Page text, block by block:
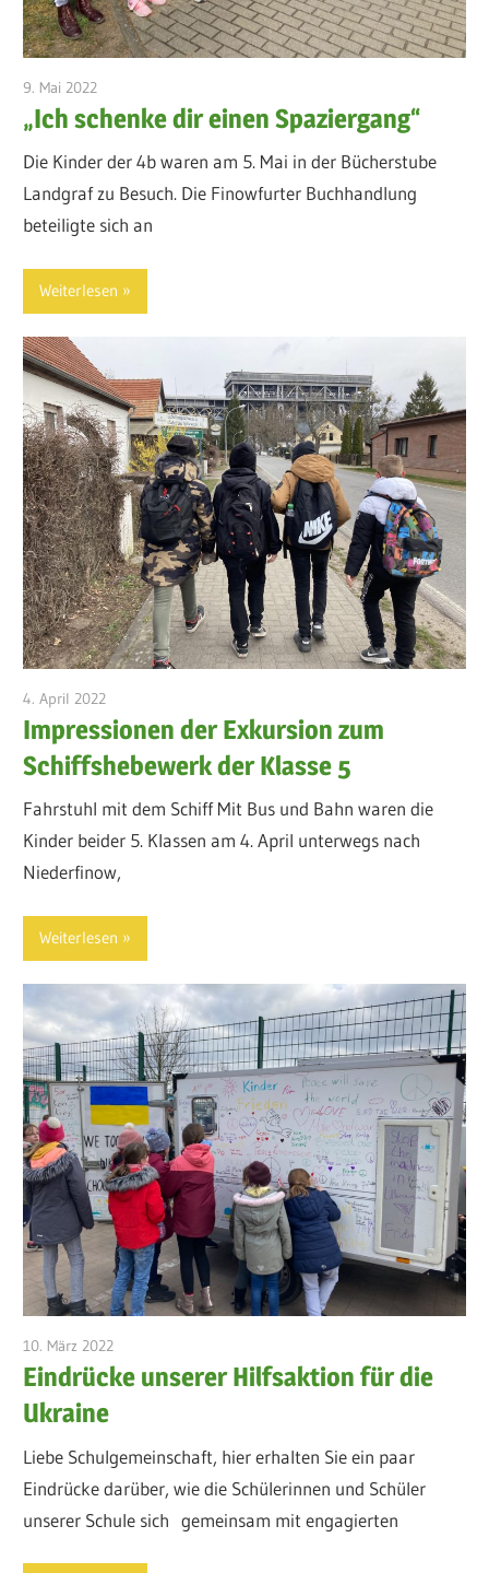
9. Mai 2022
„Ich schenke dir einen Spaziergang“
Die Kinder der 4b waren am 5. Mai in der Bücherstube
Landgraf zu Besuch. Die Finowfurter Buchhandlung
beteiligte sich an
Weiterlesen
4. April 2022
Impressionen der Exkursion zum
Schiffshebewerk der Klasse 5
Fahrstuhl mit dem Schiff Mit Bus und Bahn waren die
Kinder beider 5. Klassen am 4. April unterwegs nach
Niederfinow,
Weiterlesen
10. März 2022
Eindrücke unserer Hilfsaktion für die
Ukraine
Liebe Schulgemeinschaft, hier erhalten Sie ein paar
Eindrücke darüber, wie die Schülerinnen und Schüler
unserer Schule sich gemeinsam mit engagierten